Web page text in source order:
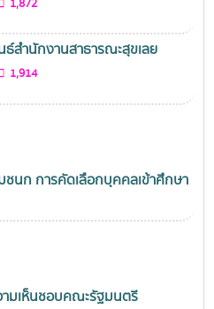
1,872
สำนักงานสาธารณะสุขเลย
1,914
นก การคัดเลือกบุคคลเข้าศึกษา
มเห็นชอบคณะรัฐมนตรี